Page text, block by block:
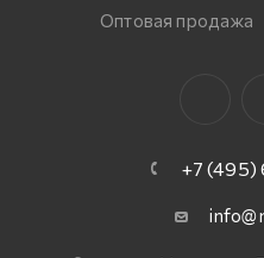
Оптовая продажа
+7